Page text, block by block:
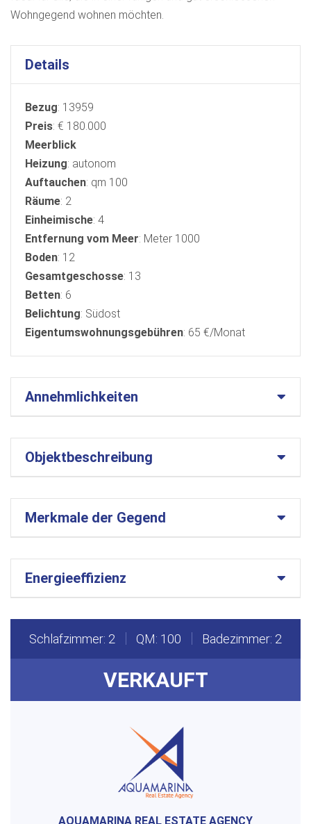
Wohngegend wohnen möchten.
Details
Bezug: 13959
Preis: € 180.000
Meerblick
Heizung: autonom
Auftauchen: qm 100
Räume: 2
Einheimische: 4
Entfernung vom Meer: Meter 1000
Boden: 12
Gesamtgeschosse: 13
Betten: 6
Belichtung: Südost
Eigentumswohnungsgebühren: 65 €/Monat
Annehmlichkeiten
Objektbeschreibung
Merkmale der Gegend
Energieeffizienz
Schlafzimmer: 2 QM: 100 Badezimmer: 2
VERKAUFT
AQUAMARINA REAL ESTATE AGENCY